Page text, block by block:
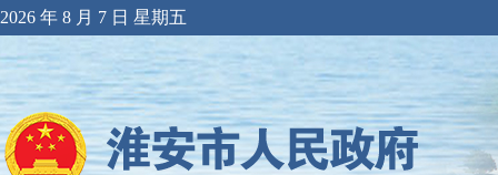
2026 年 8 月 7 日 星期五